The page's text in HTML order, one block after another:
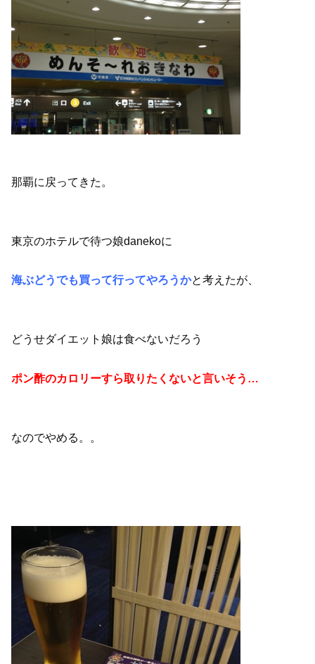
那覇に戻ってきた。
東京のホテルで待つ娘danekoに
海ぶどうでも買って行ってやろうかと考えたが、
どうせダイエット娘は食べないだろう
ポン酢のカロリーすら取りたくないと言いそう…
なのでやめる。。